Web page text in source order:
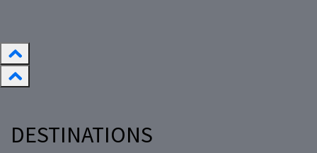
DESTINATIONS